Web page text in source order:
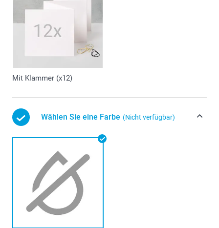
Mit Klammer (x12)
Wählen Sie eine Farbe (Nicht verfügbar)